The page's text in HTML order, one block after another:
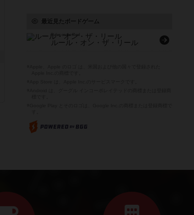
最近見たボードゲーム
Rules on the Reel
ルール・オン・ザ・リール